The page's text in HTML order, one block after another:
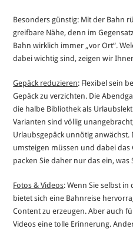
Besonders günstig: Mit der Bahn
greifbare Nähe, denn im
Bahn wirklich immer „vor Ort“.
dabei wichtig sind, zeigen wir
Gepäck reduzieren: Flexibel sein
Gepäck zu verzichten. Die
die halbe Bibliothek als
Varianten sind völlig
Urlaubsgepäck unnötig anwächst.
umsteigen müssen und dabei das
packen Sie daher nur das ein,
Fotos & Videos: Wenn Sie selbst
bietet sich eine Bahnreise
Content zu erzeugen. Aber auch
Videos eine tolle Erinnerung.